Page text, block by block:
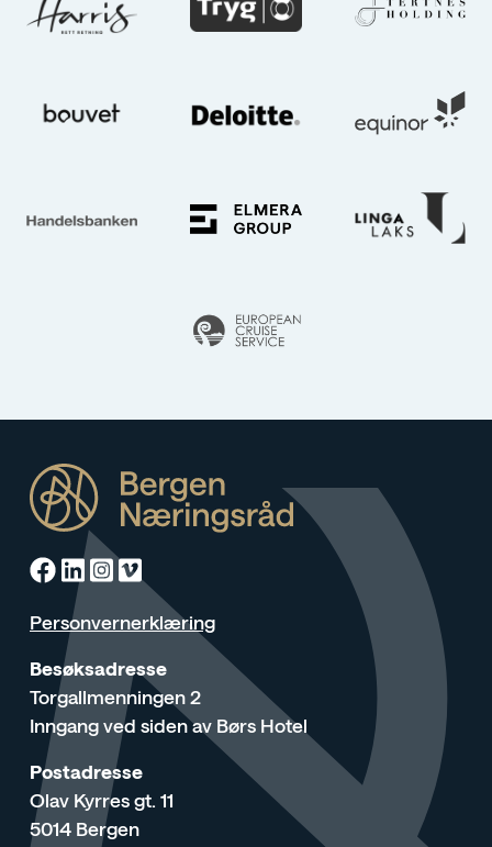
Facebook
Linkedin
Instagram
Vimeo
Personvernerklæring
Besøksadresse
Torgallmenningen 2
Inngang ved siden av Børs Hotel
Postadresse
Olav Kyrres gt. 11
5014 Bergen